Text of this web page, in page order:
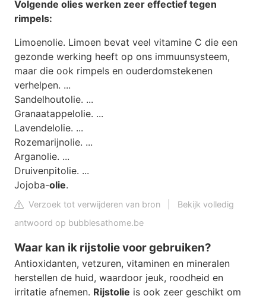
Volgende olies werken zeer effectief tegen
rimpels:
Limoenolie. Limoen bevat veel vitamine C die een
gezonde werking heeft op ons immuunsysteem,
maar die ook rimpels en ouderdomstekenen
verhelpen. ...
Sandelhoutolie. ...
Granaatappelolie. ...
Lavendelolie. ...
Rozemarijnolie. ...
Arganolie. ...
Druivenpitolie. ...
Jojoba-olie.
Verzoek tot verwijderen van bron
Bekijk volledig
antwoord op bubblesathome.be
Waar kan ik rijstolie voor gebruiken?
Antioxidanten, vetzuren, vitaminen en mineralen
herstellen de huid, waardoor jeuk, roodheid en
irritatie afnemen. Rijstolie is ook zeer geschikt om